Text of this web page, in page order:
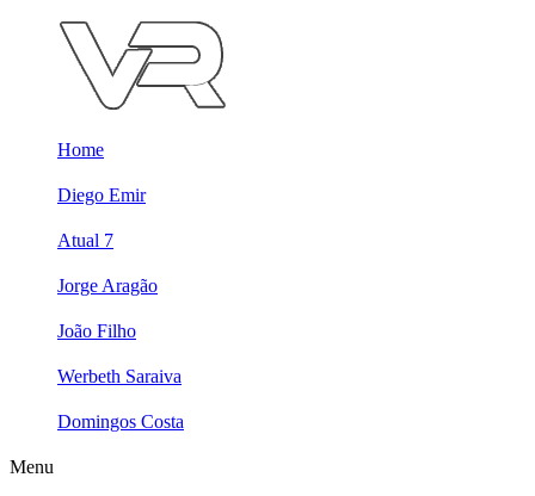
Home
Diego Emir
Atual 7
Jorge Aragão
João Filho
Werbeth Saraiva
Domingos Costa
Menu